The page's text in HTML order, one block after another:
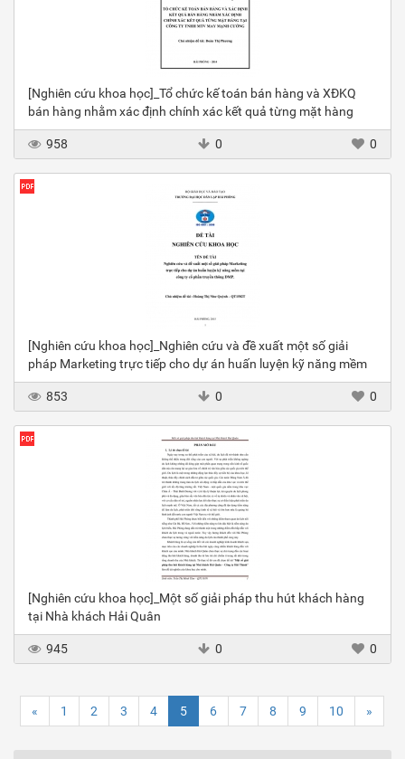
[Nghiên cứu khoa học]_Tổ chức kế toán bán hàng và XĐKQ
bán hàng nhằm xác định chính xác kết quả từng mặt hàng
958 0 0
[Nghiên cứu khoa học]_Nghiên cứu và đề xuất một số giải
pháp Marketing trực tiếp cho dự án huấn luyện kỹ năng mềm
853 0 0
[Nghiên cứu khoa học]_Một số giải pháp thu hút khách hàng
tại Nhà khách Hải Quân
945 0 0
« 1 2 3 4 5 6 7 8 9 10 »